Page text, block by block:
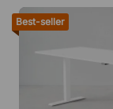
Best-seller